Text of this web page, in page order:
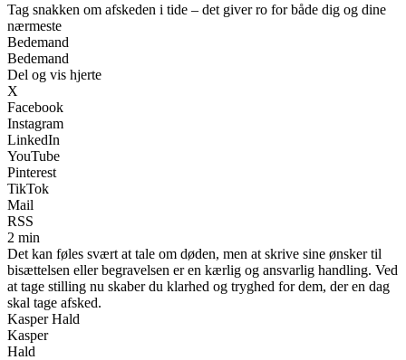
Tag snakken om afskeden i tide – det giver ro for både dig og dine
nærmeste
Bedemand
Bedemand
Del og vis hjerte
X
Facebook
Instagram
LinkedIn
YouTube
Pinterest
TikTok
Mail
RSS
2 min
Det kan føles svært at tale om døden, men at skrive sine ønsker til
bisættelsen eller begravelsen er en kærlig og ansvarlig handling. Ved
at tage stilling nu skaber du klarhed og tryghed for dem, der en dag
skal tage afsked.
Kasper Hald
Kasper
Hald